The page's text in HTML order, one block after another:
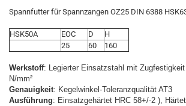
Spannfutter für Spannzangen OZ25 DIN 6388
HSK50A EOC D
H
25
60 160
Werkstoff: Legierter Einsatzstahl mit
N/mm²
Genauigkeit: Kegelwinkel-Toleranzqualität AT3
Ausführung: Einsatzgehärtet HRC 58+/-2 ),